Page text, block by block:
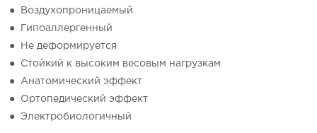
● Воздухопроницаемый
● Гипоаллергенный
● Не деформируется
● Стойкий к высоким весовым нагрузкам
● Анатомический эффект
● Ортопедический эффект
● Электробиологичный